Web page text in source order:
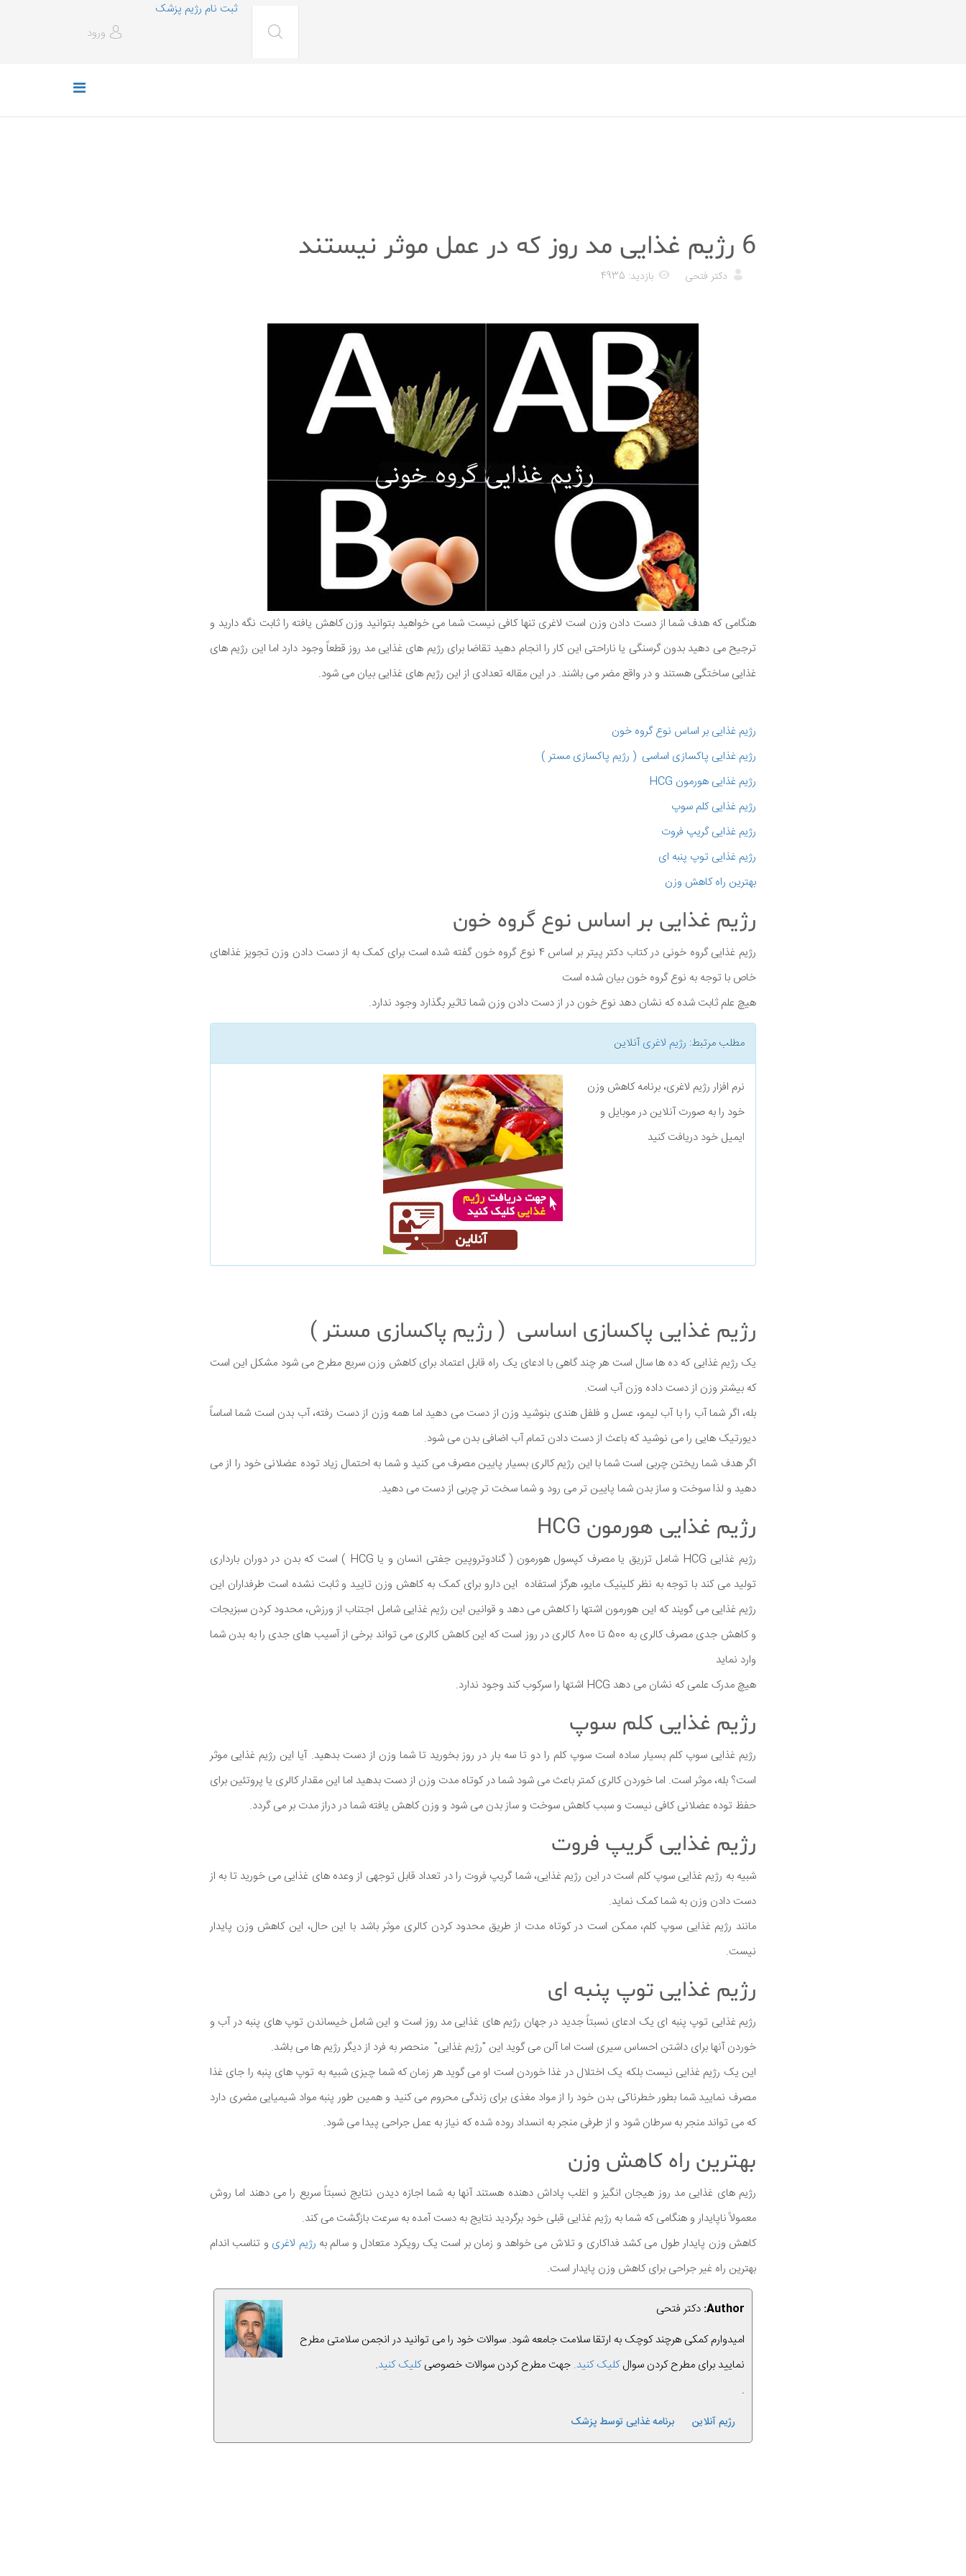
ثبت نام رژیم پزشک
ورود
6 رژیم غذایی مد روز که در عمل موثر نیستند
دکتر فتحی بازدید: 4935
هنگامی که هدف شما از دست دادن وزن است لاغری تنها کافی نیست شما می خواهید بتوانید وزن کاهش یافته را ثابت نگه دارید و
ترجیح می دهید بدون گرسنگی یا ناراحتی این کار را انجام دهید تقاضا برای رژیم های غذایی مد روز قطعاً وجود دارد اما این رژیم های
غذایی ساختگی هستند و در واقع مضر می باشند. در این مقاله تعدادی از این رژیم های غذایی بیان می شود.
رژیم غذایی بر اساس نوع گروه خون
رژیم غذایی پاکسازی اساسی ( رژیم پاکسازی مستر )
رژیم غذایی هورمون HCG
رژیم غذایی کلم سوپ
رژیم غذایی گریپ فروت
رژیم غذایی توپ پنبه ای
بهترین راه کاهش وزن
رژیم غذایی بر اساس نوع گروه خون
رژیم غذایی گروه خونی در کتاب دکتر پیتر بر اساس 4 نوع گروه خون گفته شده است برای کمک به از دست دادن وزن تجویز غذاهای
خاص با توجه به نوع گروه خون بیان شده است
هیچ علم ثابت شده که نشان دهد نوع خون در از دست دادن وزن شما تاثیر بگذارد وجود ندارد.
مطلب مرتبط: رژیم لاغریآنلاین
نرم افزار رژیم لاغری، برنامه کاهش وزن
خود را به صورت آنلاین در موبایل و
ایمیل خود دریافت کنید
رژیم غذایی پاکسازی اساسی ( رژیم پاکسازی مستر )
یک رژیم غذایی که ده ها سال است هر چند گاهی با ادعای یک راه قابل اعتماد برای کاهش وزن سریع مطرح می شود مشکل این است
که بیشتر وزن از دست داده وزن آب است.
بله، اگر شما آب را با آب لیمو، عسل و فلفل هندی بنوشید وزن از دست می دهید اما همه وزن از دست رفته، آب بدن است شما اساساً
دیورتیک هایی را می نوشید که باعث از دست دادن تمام آب اضافی بدن می شود.
اگر هدف شما ریختن چربی است شما با این رژیم کالری بسیار پایین مصرف می کنید و شما به احتمال زیاد توده عضلانی خود را از می
دهید و لذا سوخت و ساز بدن شما پایین تر می رود و شما سخت تر چربی از دست می دهید.
رژیم غذایی هورمون HCG
رژیم غذایی HCG شامل تزریق یا مصرف کپسول هورمون ( گنادوتروپین جفتی انسان و یا HCG ) است که بدن در دوران بارداری
تولید می کند با توجه به نظر کلینیک مایو، هرگز استفاده این دارو برای کمک به کاهش وزن تایید و ثابت نشده است طرفداران این
رژیم غذایی می گویند که این هورمون اشتها را کاهش می دهد و قوانین این رژیم غذایی شامل اجتناب از ورزش، محدود کردن سبزیجات
و کاهش جدی مصرف کالری به 500 تا 800 کالری در روز است که این کاهش کالری می تواند برخی از آسیب های جدی را به بدن شما
وارد نماید
هیچ مدرک علمی که نشان می دهد HCG اشتها را سرکوب کند وجود ندارد.
رژیم غذایی کلم سوپ
رژیم غذایی سوپ کلم بسیار ساده است سوپ کلم را دو تا سه بار در روز بخورید تا شما وزن از دست بدهید. آیا این رژیم غذایی موثر
است؟ بله، موثر است. اما خوردن کالری کمتر باعث می شود شما در کوتاه مدت وزن از دست بدهید اما این مقدار کالری یا پروتئین برای
حفظ توده عضلانی کافی نیست و سبب کاهش سوخت و ساز بدن می شود و وزن کاهش یافته شما در دراز مدت بر می گردد.
رژیم غذایی گریپ فروت
شبیه به رژیم غذایی سوپ کلم است در این رژیم غذایی، شما گریپ فروت را در تعداد قابل توجهی از وعده های غذایی می خورید تا به از
دست دادن وزن به شما کمک نماید.
مانند رژیم غذایی سوپ کلم، ممکن است در کوتاه مدت از طریق محدود کردن کالری موثر باشد با این حال، این کاهش وزن پایدار
نیست.
رژیم غذایی توپ پنبه ای
رژیم غذایی توپ پنبه ای یک ادعای نسبتاً جدید در جهان رژیم های غذایی مد روز است و این شامل خیساندن توپ های پنبه در آب و
خوردن آنها برای داشتن احساس سیری است اما آلن می گوید این "رژیم غذایی" منحصر به فرد از دیگر رژیم ها می باشد.
این یک رژیم غذایی نیست بلکه یک اختلال در غذا خوردن است او می گوید هر زمان که شما چیزی شبیه به توپ های پنبه را جای غذا
مصرف نمایید شما بطور خطرناکی بدن خود را از مواد مغذی برای زندگی محروم می کنید و همین طور پنبه مواد شیمیایی مضری دارد
که می تواند منجر به سرطان شود و از طرفی منجر به انسداد روده شده که نیاز به عمل جراحی پیدا می شود.
بهترین راه کاهش وزن
رژیم های غذایی مد روز هیجان انگیز و اغلب پاداش دهنده هستند آنها به شما اجازه دیدن نتایج نسبتاً سریع را می دهند اما روش
معمولاً ناپایدار و هنگامی که شما به رژیم غذایی قبلی خود برگردید نتایج به دست آمده به سرعت بازگشت می کند.
کاهش وزن پایدار طول می کشد فداکاری و تلاش می خواهد و زمان بر است یک رویکرد متعادل و سالم به رژیم لاغری و تناسب اندام
بهترین راه غیر جراحی برای کاهش وزن پایدار است.
Author: دکتر فتحی
امیدوارم کمکی هرچند کوچک به ارتقا سلامت جامعه شود. سوالات خود را می توانید در انجمن سلامتی مطرح
نمایید برای مطرح کردن سوالکلیک کنید. جهت مطرح کردن سوالات خصوصیکلیک کنید.
.
رژیم آنلاین برنامه غذایی توسط پزشک